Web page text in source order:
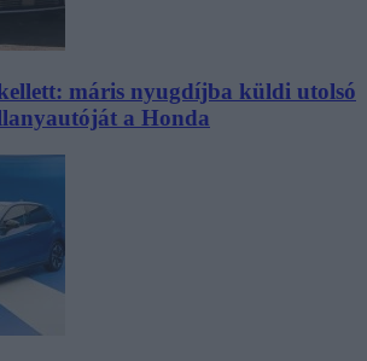
máris nyugdíjba küldi utolsó
a Honda